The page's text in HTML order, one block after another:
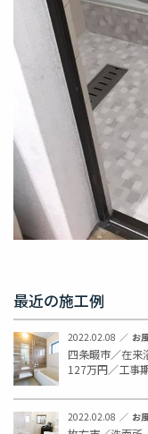
最近の施工例
2022.02.08 お
四条畷市／在来
127万円／工事
2022.02.08 お